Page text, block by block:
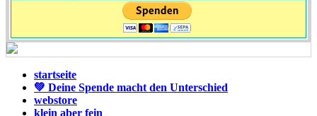
startseite
💚 Deine Spende macht den Unterschied
webstore
klein aber fein